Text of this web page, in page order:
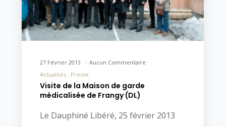
27 Février 2013
Aucun Commentaire
Actualités
Presse
Visite de la Maison de garde
médicalisée de Frangy (DL)
Le Dauphiné Libéré, 25 février 2013